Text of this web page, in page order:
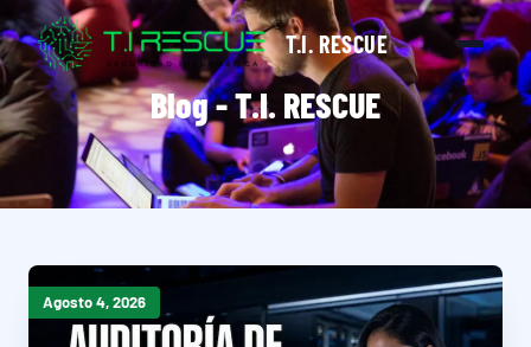
T.I. RESCUE
Blog - T.I. RESCUE
Agosto 4, 2026